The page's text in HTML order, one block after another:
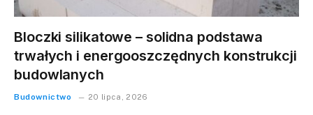
Bloczki silikatowe – solidna podstawa
trwałych i energooszczędnych konstrukcji
budowlanych
Budownictwo 20 lipca, 2026